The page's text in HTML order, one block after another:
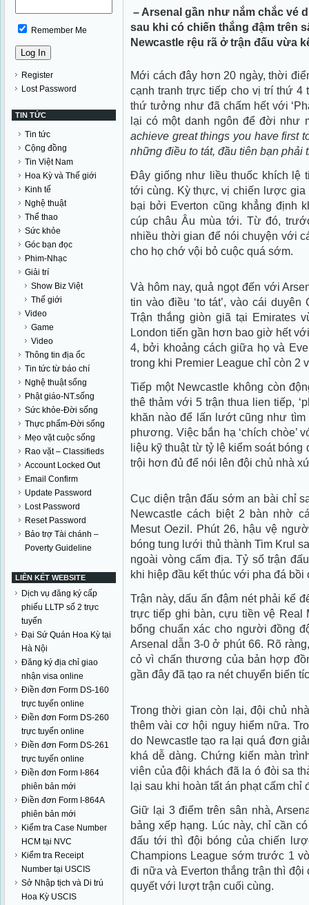
Remember Me
Register
Lost Password
TIN TỨC
Tin tức
Cộng đồng
Tin Việt Nam
Hoa Kỳ và Thế giới
Kinh tế
Nghệ thuật
Thể thao
Sức khỏe
Góc bạn đọc
Phim-Nhạc
Giải trí
Show Biz Việt
Thế giới
Video
Game
Video
Thông tin địa ốc
Tin tức từ báo chí
Nghệ thuật sống
Phật giáo-NT.sống
Sức khỏe-Đời sống
Thực phẩm-Đời sống
Mẹo vặt cuộc sống
Rao vặt – Classifieds
Account Locked Out
Email Confirm
Update Password
Lost Password
Reset Password
Bảo trợ Tài chánh –
Poverty Guideline
LIÊN KẾT WEBSITE
Dịch vụ đăng ký cấp
phiếu LLTP số 2 trực
tuyến
Đại Sứ Quán Hoa Kỳ tại
Hà Nội
Đăng ký địa chỉ giao
nhận visa online
Điền đơn Form DS-160
trực tuyến online
Điền đơn Form DS-260
trực tuyến online
Điền đơn Form DS-261
trực tuyến online
Điền đơn Form I-864
phiên bản mới
Điền đơn Form I-864A
phiên bản mới
Kiểm tra Case Number
HCM tại NVC
Kiểm tra Receipt
Number tại USCIS
Sở Nhập tịch và Di trú
Hoa Kỳ USCIS
– Arsenal gần như nắm chắc vé
sau khi có chiến thắng đậm trên
Newcastle rệu rã ở trận đấu vừa
Mới cách đây hơn 20 ngày, thời
cạnh tranh trực tiếp cho vị trí thứ 4
thứ tưởng như đã chấm hết với
lại có một danh ngôn để đời như
achieve great things you have first
những điều to tát, đầu tiên bạn phải
Đây giống như liều thuốc khích lệ
tới cùng. Kỳ thực, vị chiến lược
bại bởi Everton cũng khẳng định
cúp châu Âu mùa tới. Từ đó,
nhiều thời gian để nói chuyện với
cho họ chớ vội bỏ cuộc quá sớm.
Và hôm nay, quả ngọt đến với
tin vào điều ‘to tát’, vào cái duyên
Trận thắng giòn giã tại Emirates
London tiến gần hơn bao giờ hết
4, bởi khoảng cách giữa họ và
trong khi Premier League chỉ còn 2
Tiếp một Newcastle không còn
thê thảm với 5 trận thua lien tiếp,
khăn nào để lấn lướt cũng như
phương. Việc bắn hạ ‘chích chòe’
liệu kỹ thuật từ tỷ lệ kiểm soát
trội hơn đủ để nói lên đội chủ nhà
Cục diện trận đấu sớm an bài chỉ
Newcastle cách biệt 2 bàn nhờ
Mesut Oezil. Phút 26, hậu vệ
bóng tung lưới thủ thành Tim Krul
ngoài vòng cấm địa. Tỷ số trận
khi hiệp đầu kết thúc với pha đá
Trận này, dấu ấn đậm nét phải kể
trực tiếp ghi bàn, cựu tiền vệ Real
bổng chuẩn xác cho người đồng
Arsenal dẫn 3-0 ở phút 66. Rõ
cỏ vì chấn thương của bản hợp
gần đây đã tạo ra nét chuyển biến
Trong thời gian còn lại, đội chủ
thêm vài cơ hội nguy hiểm nữa.
do Newcastle tạo ra lại quá đơn
khá dễ dàng. Chứng kiến màn
viên của đội khách đã la ó đòi sa
lại sau khi hoàn tất án phạt cấm chỉ
Giữ lại 3 điểm trên sân nhà,
bảng xếp hạng. Lúc này, chỉ cần
đấu tới thì đội bóng của chiến
Champions League sớm trước 1
đi nữa và Everton thắng trận thì
quyết với lượt trận cuối cùng.